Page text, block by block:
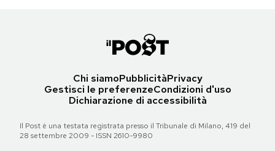
Chi siamoPubblicitàPrivacy
Gestisci le preferenzeCondizioni d'uso
Dichiarazione di accessibilità
Il Post è una testata registrata presso il Tribunale di Milano, 419 del
28 settembre 2009 - ISSN 2610-9980